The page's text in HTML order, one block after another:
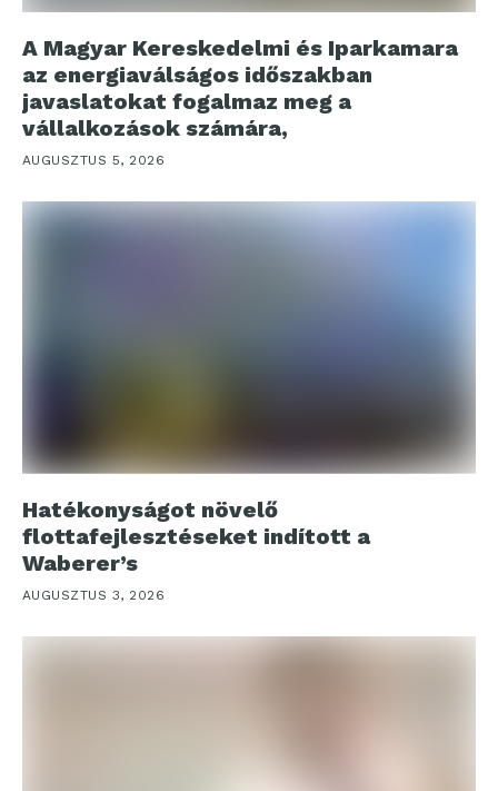
A Magyar Kereskedelmi és Iparkamara
az energiaválságos időszakban
javaslatokat fogalmaz meg a
vállalkozások számára,
AUGUSZTUS 5, 2026
Hatékonyságot növelő
flottafejlesztéseket indított a
Waberer’s
AUGUSZTUS 3, 2026